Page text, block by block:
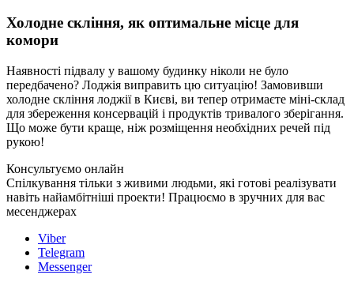
Холодне скління, як оптимальне місце для
комори
Наявності підвалу у вашому будинку ніколи не було
передбачено? Лоджія виправить цю ситуацію! Замовивши
холодне скління лоджії в Києві, ви тепер отримаєте міні-склад
для збереження консервацій і продуктів тривалого зберігання.
Що може бути краще, ніж розміщення необхідних речей під
рукою!
Консультуємо онлайн
Спілкування тільки з живими людьми, які готові реалізувати
навіть найамбітніші проекти! Працюємо в зручних для вас
месенджерах
Viber
Telegram
Messenger